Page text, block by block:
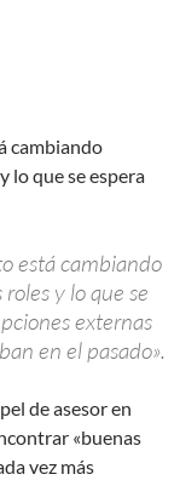
cambiando
lo que se espera
está cambiando
y lo que se
externas
en el pasado».
de asesor en
«buenas
vez más